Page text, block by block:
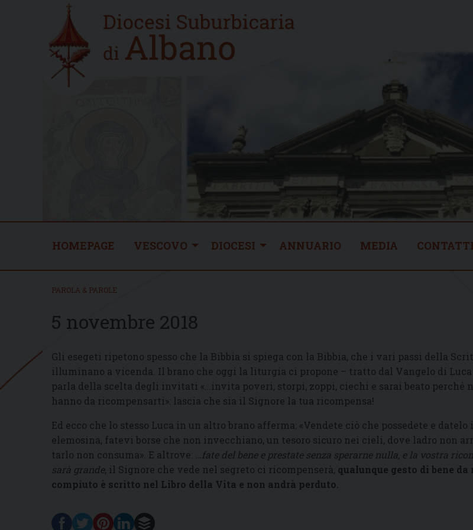
Home
new
HOMEPAGE VESCOVO DIOCESI ANNUARIO MEDIA CONTATTI
PAROLA & PAROLE
5 novembre 2018
Gli esegeti ripetono spesso che la Bibbia si spiega con la Bibbia, che i vari passi della
illuminano a vicenda. Il brano che oggi la liturgia ci propone – tratto dal Vangelo di Luca
parla della scelta degli invitati «…invita poveri, storpi, zoppi, ciechi e sarai beato perché
hanno da ricompensarti»: lascia che sia il Signore la tua ricompensa!
Ed ecco che lo stesso Luca in un altro brano afferma: «Vendete ciò che possedete e datelo
elemosina, fatevi borse che non invecchiano, un tesoro sicuro nei cieli, dove ladro non
tarlo non consuma». E altrove:
…fate del bene e prestate senza sperarne nulla, e la vostra
sarà grande, il Signore che vede nel segreto ci ricompenserà, qualunque gesto di bene da
compiuto è scritto nel Libro della Vita e non andrà perduto.